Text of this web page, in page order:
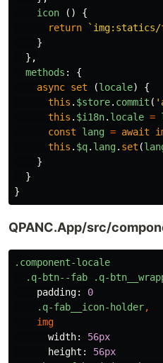
icon
()
{
return
}
},
methods :
{
async set (locale)
{
this . $store. commit ( '
this . $i18n. locale =
const
lang = await
this . $q. lang. set (
}
}
}
QPANC.App/src/
.component-locale
.q-btn--fab
.q-
padding:
0
.q-fab__icon-holder,
img
width:
56px
height :
56px